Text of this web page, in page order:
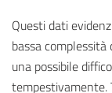
Questi dati
bassa
una possibile
tempestivamente.